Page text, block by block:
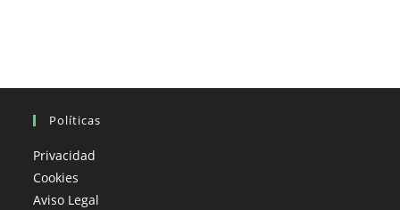
Políticas
Privacidad
Cookies
Aviso Legal